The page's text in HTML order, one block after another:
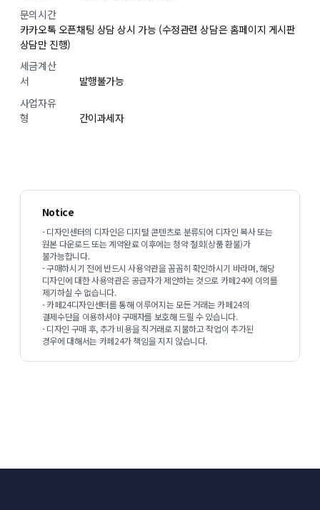
문의시간
카카오톡 오픈채팅 상담 상시 가능 (수정관련 상담은 홈페이지 게시판
상담만 진행)
세금계산
서
발행불가능
사업자유
형
간이과세자
Notice
- 디자인센터의 디자인은 디지털 콘텐츠로 분류되어 디자인 복사 또는
원본 다운로드 또는 계약완료 이후에는 청약 철회(상품 환불)가
불가능합니다.
- 구매하시기 전에 반드시 사용약관을 꼼꼼히 확인하시기 바라며, 해당
디자인에 대한 사용약관은 공급자가 제안하는 것으로 카페24에 이의를
제기하실 수 없습니다.
- 카페24디자인센터를 통해 이루어지는 모든 거래는 카페24의
결제수단을 이용하셔야 구매자를 보호해 드릴 수 있습니다.
- 디자인 구매 후, 추가 비용을 직거래로 지불하고 작업이 추가된
경우에 대해서는 카페24가 책임을 지지 않습니다.